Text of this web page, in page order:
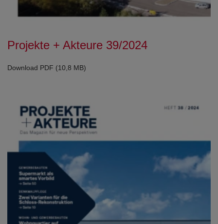
Projekte + Akteure 39/2024
Download PDF (10,8 MB)
Open